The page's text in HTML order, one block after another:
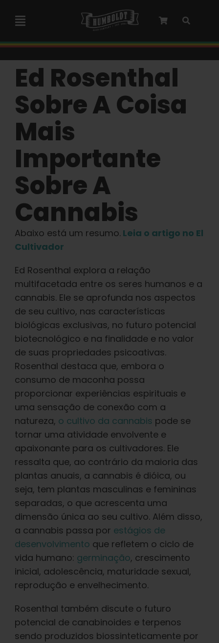
para
conteúdo
Navegação
alternada
Colaboração com a Marley
Sementes feminizadas
Sementes autoflorescentes
Sementes triploides
Sementes para jardim
Aprender
Imprensa
Sobre
Caça ao feno
Preservando a genética caribenha
Contato
Loja
Português Brasileiro
Procurar
Ed Rosenthal
Sobre A Coisa
Mais
Importante
Sobre A
Cannabis
Abaixo está um resumo. Leia o artigo no El
Cultivador
Ed Rosenthal explora a relação
multifacetada entre os seres humanos e a
cannabis. Ele se aprofunda nos aspectos
de seu cultivo, nas características
biológicas exclusivas, no futuro potencial
biotecnológico e na finalidade e no valor
de suas propriedades psicoativas.
Rosenthal destaca que, embora o
consumo de maconha possa
proporcionar experiências espirituais e
uma sensação de conexão com a
natureza, o cultivo da cannabis pode se
tornar uma atividade envolvente e
apaixonante para os cultivadores. Ele
ressalta que, ao contrário da maioria das
plantas anuais, a cannabis é dióica, ou
seja, tem plantas masculinas e femininas
separadas, o que acrescenta uma
dimensão única ao seu cultivo. Além disso,
a cannabis passa por estágios de
desenvolvimento que refletem o ciclo de
vida humano: germinação, crescimento
inicial, adolescência, maturidade sexual,
reprodução e envelhecimento.
Rosenthal também discute o futuro
potencial de canabinoides e terpenos
sendo produzidos biossinteticamente por